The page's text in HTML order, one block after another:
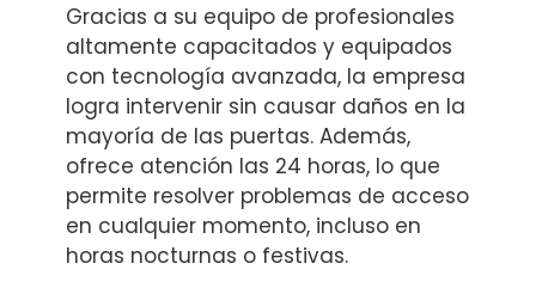
Gracias a su equipo de profesionales
altamente capacitados y equipados
con tecnología avanzada, la empresa
logra intervenir sin causar daños en la
mayoría de las puertas. Además,
ofrece atención las 24 horas, lo que
permite resolver problemas de acceso
en cualquier momento, incluso en
horas nocturnas o festivas.